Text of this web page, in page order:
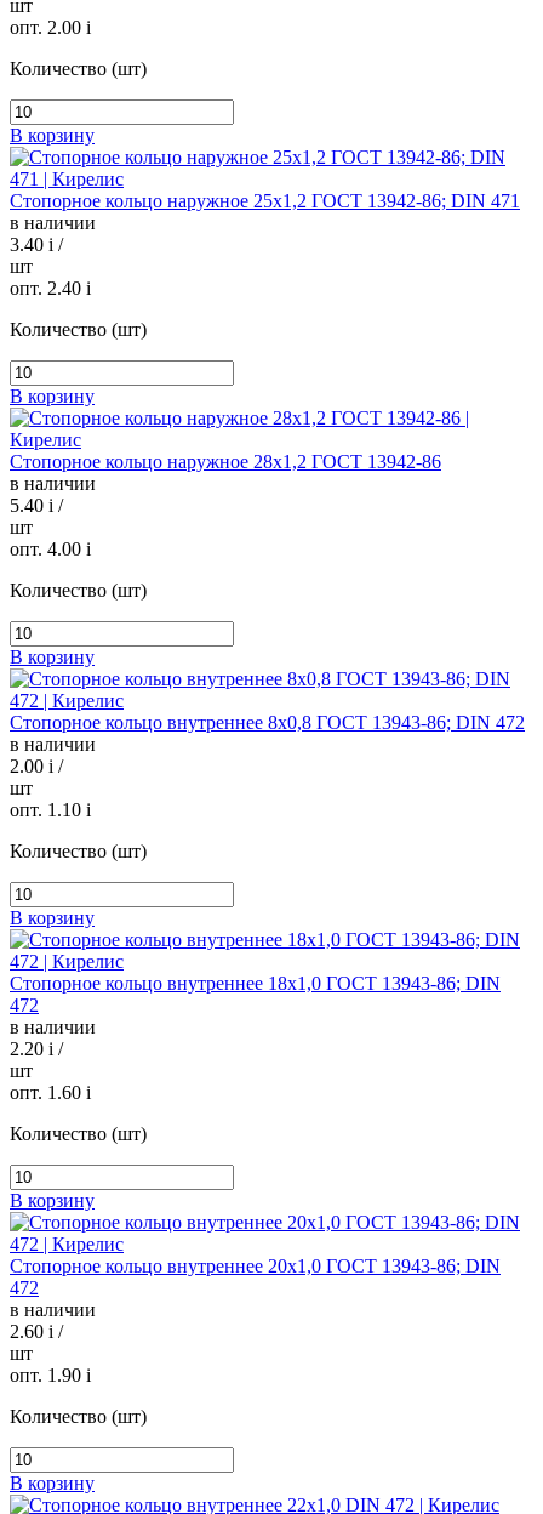
шт
опт. 2.00 i
Количество (шт)
В корзину
Стопорное кольцо наружное 25х1,2 ГОСТ 13942-86; DIN 471
в наличии
3.40 i /
шт
опт. 2.40 i
Количество (шт)
В корзину
Стопорное кольцо наружное 28х1,2 ГОСТ 13942-86
в наличии
5.40 i /
шт
опт. 4.00 i
Количество (шт)
В корзину
Стопорное кольцо внутреннее 8х0,8 ГОСТ 13943-86; DIN 472
в наличии
2.00 i /
шт
опт. 1.10 i
Количество (шт)
В корзину
Стопорное кольцо внутреннее 18х1,0 ГОСТ 13943-86; DIN
472
в наличии
2.20 i /
шт
опт. 1.60 i
Количество (шт)
В корзину
Стопорное кольцо внутреннее 20х1,0 ГОСТ 13943-86; DIN
472
в наличии
2.60 i /
шт
опт. 1.90 i
Количество (шт)
В корзину